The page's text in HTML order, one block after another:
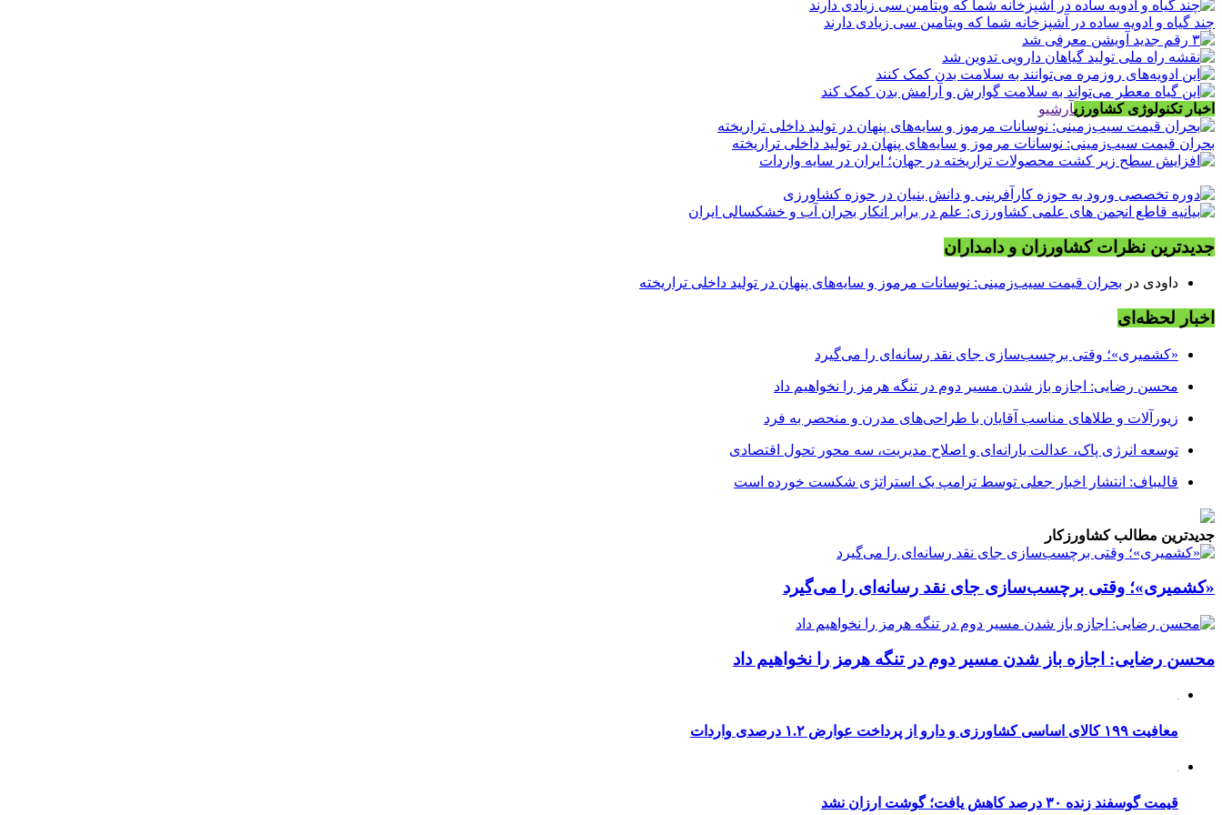
چند گیاه و ادویه ساده در آشپزخانه شما که ویتامین سی زیادی دارند
اخبار تکنولوژی کشاورزیآرشیو
بحران قیمت سیب‌زمینی: نوسانات مرموز و سایه‌های پنهان در تولید داخلی تراریخته
جدیدترین نظرات کشاورزان و دامداران
داودی در بحران قیمت سیب‌زمینی: نوسانات مرموز و سایه‌های پنهان در تولید داخلی تراریخته
اخبار لحظه‌ای
«کشمیری»؛ وقتی برچسب‌سازی جای نقد رسانه‌ای را می‌گیرد
محسن رضایی: اجازه باز شدن مسیر دوم در تنگه هرمز را نخواهیم داد
زیورآلات و طلاهای مناسب آقایان با طراحی‌های مدرن و منحصر به فرد
توسعه انرژی پاک، عدالت یارانه‌ای و اصلاح مدیریت، سه محور تحول اقتصادی
قالیباف: انتشار اخبار جعلی توسط ترامپ یک استراتژی شکست خورده است
جدیدترین مطالب کشاورزکار
«کشمیری»؛ وقتی برچسب‌سازی جای نقد رسانه‌ای را می‌گیرد
محسن رضایی: اجازه باز شدن مسیر دوم در تنگه هرمز را نخواهیم داد
معافیت ۱۹۹ کالای اساسی کشاورزی و دارو از پرداخت عوارض ۱.۲ درصدی واردات
قیمت گوسفند زنده ۳۰ درصد کاهش یافت؛ گوشت ارزان نشد